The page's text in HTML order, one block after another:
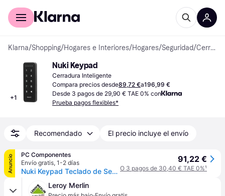
Comprar con Klarna
Klarna/Shopping/Hogares e Interiores/Hogares/Seguridad/ Cerraduras con Teclado
+1
Nuki Keypad
Cerradura Inteligente
Compara precios desde89,72 €a196,99 €
Desde 3 pagos de 29,90 € TAE 0% con
Prueba pagos flexibles*
Recomendado El precio incluye el envío
Anuncio
PC Componentes
Envío gratis, 1-2 días
Nuki Keypad Teclado de Seguridad para Puertas
91,22 €
O 3 pagos de 30,40 € TAE 0%¹
Leroy Merlin